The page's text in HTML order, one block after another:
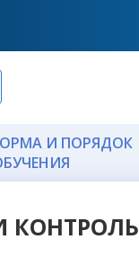
И ПОРЯДОК